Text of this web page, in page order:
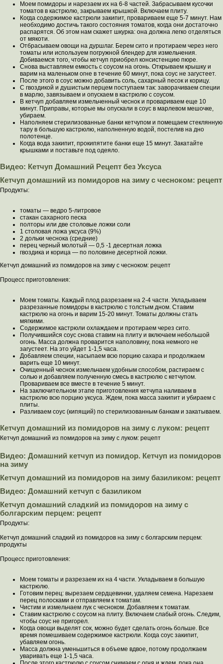
Моем помидоры и нарезаем их на 6-8 частей. Забрасываем кусочки
томатов в кастрюлю, закрываем крышкой. Включаем плиту.
Когда содержимое кастрюли закипит, провариваем еще 5-7 минут. Нам
необходимо достичь такого состояния томатов, когда они достаточно
распарятся. Об этом нам скажет шкурка: она должна легко отделяться
от мякоти.
Отбрасываем овощи на дуршлаг. Берем сито и протираем через него
томаты или используем погружной блендер для измельчения.
Добиваемся того, чтобы кетчуп приобрел консистенцию пюре.
Снова выставляем емкость с соусом на огонь. Открываем крышку и
варим на маленьком огне в течение 60 минут, пока соус не загустеет.
После этого в соус можно добавить соль, сахарный песок и корицу.
С гвоздикой и душистым перцем поступаем так: заворачиваем специи
в марлю, завязываем и опускаем в кастрюлю с соусом.
В кетчуп добавляем измельченный чеснок и провариваем еще 10
минут. Приправы, которые мы опускали в соус в марлевом мешочке,
убираем.
Наполняем стерилизованные банки кетчупом и помещаем стеклянную
тару в большую кастрюлю, наполненную водой, постелив на дно
полотенце.
Когда вода закипит, прокипятите банки еще 15 минут. Закатайте
крышками и поставьте под одеяло.
Видео: Кетчуп Домашний Рецепт без Уксуса
Кетчуп домашний из помидоров на зиму с чесноком: рецепт
Продукты:
томаты — ведро 5-литровое
стакан сахарного песка
полторы или две столовые ложки соли
1 столовая ложа уксуса (9%)
2 дольки чеснока (средние)
перец черный молотый — 0,5 -1 десертная ложка
гвоздика и корица — по половине десертной ложки.
Кетчуп домашний из помидоров на зиму с чесноком: рецепт
Процесс приготовления:
Моем томаты. Каждый плод разрезаем на 2-4 части. Укладываем
разрезанные помидоры в кастрюлю с толстым дном. Ставим
кастрюлю на огонь и варим 15-20 минут. Томаты должны стать
мягкими.
Содержимое кастрюли охлаждаем и протираем через сито.
Получившийся соус снова ставим на плиту и включаем небольшой
огонь. Масса должна проварится наполовину, пока немного не
загустеет. На это уйдет 1-1,5 часа.
Добавляем специи, насыпаем всю порцию сахара и продолжаем
варить еще 10 минут.
Очищенный чеснок измельчаем удобным способом, растираем с
солью и добавляем полученную смесь в кастрюлю с кетчупом.
Провариваем все вместе в течение 5 минут.
На заключительном этапе приготовления кетчупа наливаем в
кастрюлю всю порцию уксуса. Ждем, пока масса закипит и убираем с
плиты.
Разливаем соус (кипящий) по стерилизованным банкам и закатываем.
Кетчуп домашний из помидоров на зиму с луком: рецепт
Кетчуп домашний из помидоров на зиму с луком: рецепт
Видео: Домашний кетчуп из помидор. Кетчуп из помидоров
на зиму
Кетчуп домашний из помидоров на зиму базиликом: рецепт
Видео: Домашний кетчуп с базиликом
Кетчуп домашний сладкий из помидоров на зиму с
болгарским перцем: рецепт
Продукты:
Кетчуп домашний сладкий из помидоров на зиму с болгарским перцем:
продукты
Процесс приготовления:
Моем томаты и разрезаем их на 4 части. Укладываем в большую
кастрюлю.
Готовим перец: вырезаем сердцевинки, удаляем семена. Нарезаем
перец полосками и отправляем к томатам.
Чистим и измельчаем лук с чесноком. Добавляем к томатам.
Ставим кастрюлю с соусом на плиту. Включаем слабый огонь. Следим,
чтобы соус не пригорел.
Когда овощи выделят сок, можно будет сделать огонь больше. Все
время помешиваем содержимое кастрюли. Когда соус закипит,
убавляем огонь.
Масса должна уменьшиться в объеме вдвое, потому продолжаем
уваривать еще 1-1,5 часа.